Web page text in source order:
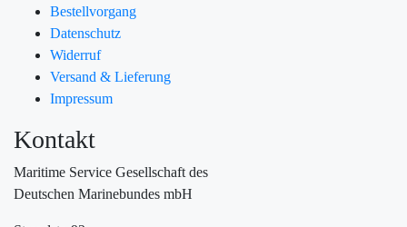
Bestellvorgang
Datenschutz
Widerruf
Versand & Lieferung
Impressum
Kontakt
Maritime Service Gesellschaft des
Deutschen Marinebundes mbH